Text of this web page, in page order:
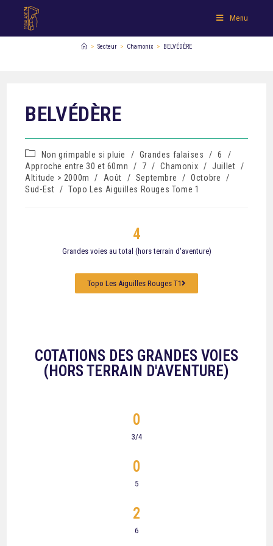
Menu
> Secteur > Chamonix > BELVÉDÈRE
BELVÉDÈRE
Non grimpable si pluie / Grandes falaises / 6
/
Approche entre 30 et 60mn
/ 7 / Chamonix / Juillet /
Altitude > 2000m
/ Août / Septembre / Octobre
/
Sud-Est / Topo Les Aiguilles Rouges Tome 1
Grandes voies au total (hors terrain d'aventure)
4
Topo Les Aiguilles Rouges T1
COTATIONS DES GRANDES VOIES
(HORS TERRAIN D'AVENTURE)
3/4
0
5
0
6
2